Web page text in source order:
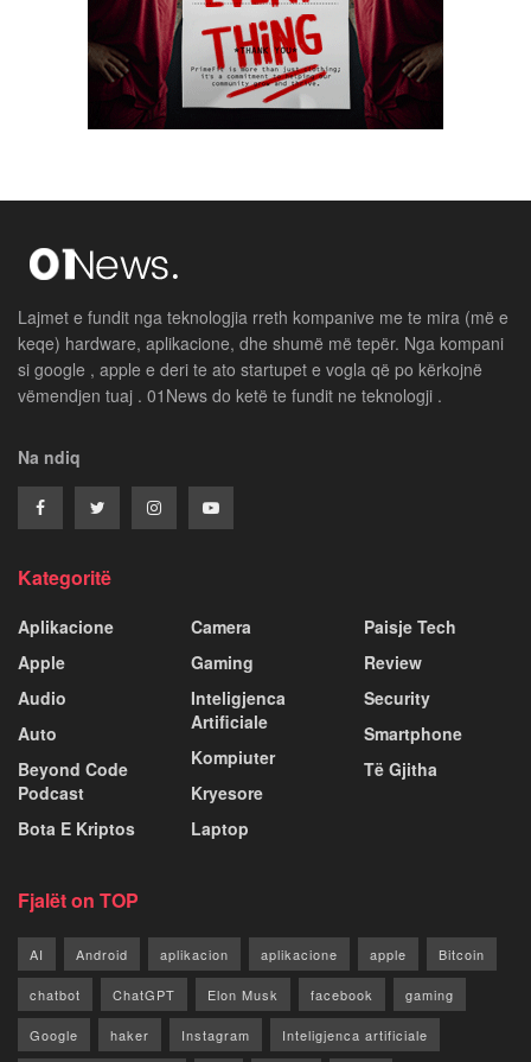
Lajmet e fundit nga teknologjia rreth kompanive me te mira (më e
keqe) hardware, aplikacione, dhe shumë më tepër. Nga kompani
si google , apple e deri te ato startupet e vogla që po kërkojnë
vëmendjen tuaj . 01News do ketë te fundit ne teknologji .
Na ndiq
Kategoritë
Aplikacione
Apple
Audio
Auto
Beyond Code
Podcast
Bota E Kriptos
Camera
Gaming
Inteligjenca
Artificiale
Kompiuter
Kryesore
Laptop
Paisje Tech
Review
Security
Smartphone
Të Gjitha
Fjalët on TOP
AI Android aplikacion aplikacione apple Bitcoin
chatbot ChatGPT Elon Musk facebook gaming
Google haker Instagram Inteligjenca artificiale